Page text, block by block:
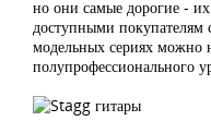
но они самые дорогие -
доступными
модельных сериях можно
полупрофессионального